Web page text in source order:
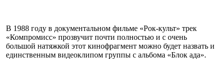
В 1988 году в документальном фильме «Рок-культ» трек
«Компромисс» прозвучит почти полностью и с очень
большой натяжкой этот кинофрагмент можно будет назвать и
единственным видеоклипом группы с альбома «Блок ада».